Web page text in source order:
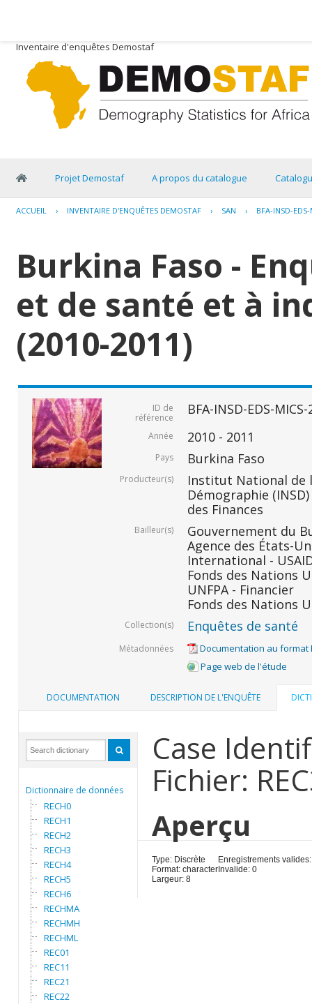
Inventaire d'enquêtes Demostaf
Projet Demostaf A propos du catalogue
ACCUEIL › INVENTAIRE D'ENQUÊTES DEMOSTAF › SAN › BFA-INSD-
Burkina Faso -
et de santé et à
(2010-2011)
ID de
référence
BFA-INSD-EDS-
Année 2010 - 2011
Pays Burkina Faso
Producteur(s)
Institut National de
Démographie
des Finances
Bailleur(s)
Gouvernement du
Agence des États-
International -
Fonds des Nations
UNFPA - Financier
Fonds des Nations
Collection(s) Enquêtes de santé
Métadonnées
Documentation au format
Page web de l'étude
DOCUMENTATION DESCRIPTION DE L'ENQUÊTE
Dictionnaire de données
RECH0
RECH1
RECH2
RECH3
RECH4
RECH5
RECH6
RECHMA
RECHMH
RECHML
REC01
REC11
REC21
REC22
Case
Fichier:
Aperçu
Type: Discrète
Format: character
Largeur: 8
Enregistrements
Invalide: 0